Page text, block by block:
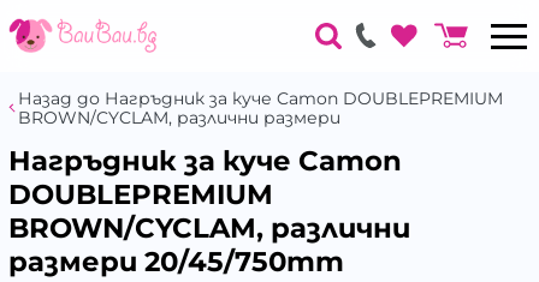
Назад до Нагръдник за куче Camon DOUBLEPREMIUM
BROWN/CYCLAM, различни размери
Нагръдник за куче Camon
DOUBLEPREMIUM
BROWN/CYCLAM, различни
размери 20/45/750mm